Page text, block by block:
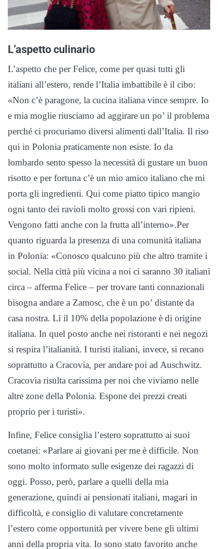
L’aspetto culinario
L’aspetto che per Felice, come per quasi tutti gli
italiani all’estero, rende l’Italia imbattibile è il cibo:
«Non c’è paragone, la cucina italiana vince sempre. Io
e mia moglie riusciamo ad aggirare un po’ il problema
perché ci procuriamo diversi alimenti dall’Italia. Il riso
qui in Polonia praticamente non esiste. Io da
lombardo sento spesso la necessità di gustare un buon
risotto e per fortuna c’è un mio amico italiano che mi
porta gli ingredienti. Qui come piatto tipico mangio
ogni tanto dei ravioli molto grossi con vari ripieni.
Vengono fatti anche con la frutta all’interno».Per
quanto riguarda la presenza di una comunità italiana
in Polonia: «Conosco qualcuno più che altro tramite i
social. Nella città più vicina a noi ci saranno 30 italiani
circa – afferma Felice – per trovare tanti connazionali
bisogna andare a Zamosc, che è un po’ distante da
casa nostra. Lì il 10% della popolazione è di origine
italiana. In quel posto anche nei ristoranti e nei negozi
si respira l’italianità. I turisti italiani, invece, si recano
soprattutto a Cracovia, per andare poi ad Auschwitz.
Cracovia risulta carissima per noi che viviamo nelle
altre zone della Polonia. Espone dei prezzi creati
proprio per i turisti».
Infine, Felice consiglia l’estero soprattutto ai suoi
coetanei: «Parlare ai giovani per me è difficile. Non
sono molto informato sulle esigenze dei ragazzi di
oggi. Posso, però, parlare a quelli della mia
generazione, quindi ai pensionati italiani, magari in
difficoltà, e consiglio di valutare concretamente
l’estero come opportunità per vivere bene gli ultimi
anni della propria vita. Io sono stato favorito anche